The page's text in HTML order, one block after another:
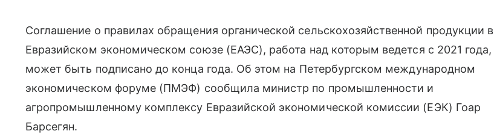
Соглашение о правилах обращения органической сельскохозяйственной продукции в
Евразийском экономическом союзе (ЕАЭС), работа над которым ведется с 2021 года,
может быть подписано до конца года. Об этом на Петербургском международном
экономическом форуме (ПМЭФ) сообщила министр по промышленности и
агропромышленному комплексу Евразийской экономической комиссии (ЕЭК) Гоар
Барсегян.